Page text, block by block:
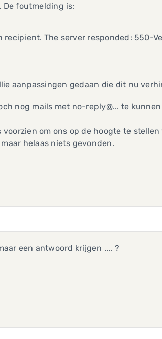
De foutmelding is:
recipient. The server responded: 550-
aanpassingen gedaan die dit nu
nog mails met no-reply@... te
om ons op de hoogte te
helaas niets gevonden.
een antwoord krijgen .... ?